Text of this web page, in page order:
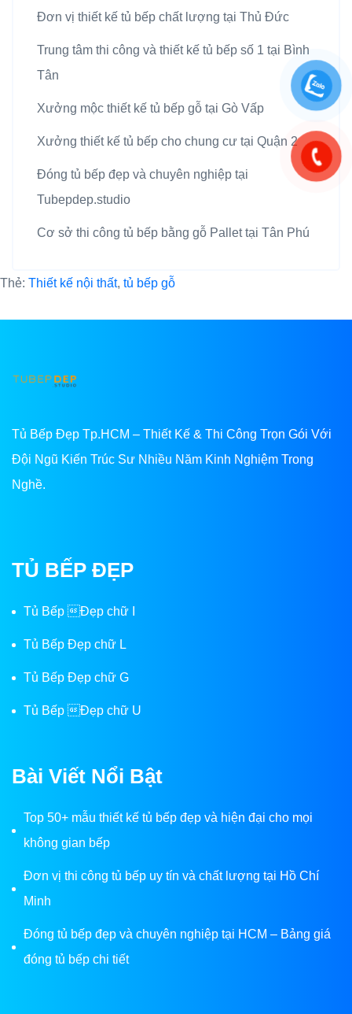
Đơn vị thiết kế tủ bếp chất lượng tại Thủ Đức
Trung tâm thi công và thiết kế tủ bếp số 1 tại Bình
Tân
Xưởng mộc thiết kế tủ bếp gỗ tại Gò Vấp
Xưởng thiết kế tủ bếp cho chung cư tại Quận 2
Đóng tủ bếp đẹp và chuyên nghiệp tại
Tubepdep.studio
Cơ sở thi công tủ bếp bằng gỗ Pallet tại Tân Phú
Thẻ: Thiết kế nội thất, tủ bếp gỗ
Tủ Bếp Đẹp Tp.HCM – Thiết Kế & Thi Công Trọn Gói Với
Đội Ngũ Kiến Trúc Sư Nhiều Năm Kinh Nghiệm Trong
Nghề.
TỦ BẾP ĐẸP
Tủ Bếp Đẹp chữ I
Tủ Bếp Đẹp chữ L
Tủ Bếp Đẹp chữ G
Tủ Bếp Đẹp chữ U
Bài Viết Nổi Bật
Top 50+ mẫu thiết kế tủ bếp đẹp và hiện đại cho mọi
không gian bếp
Đơn vị thi công tủ bếp uy tín và chất lượng tại Hồ Chí
Minh
Đóng tủ bếp đẹp và chuyên nghiệp tại HCM – Bảng giá
đóng tủ bếp chi tiết